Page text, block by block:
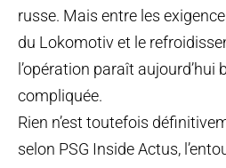
russe. Mais entre les
du Lokomotiv et le
l’opération paraît aujourd’hui
compliquée.
Rien n’est toutefois
selon PSG Inside Actus,